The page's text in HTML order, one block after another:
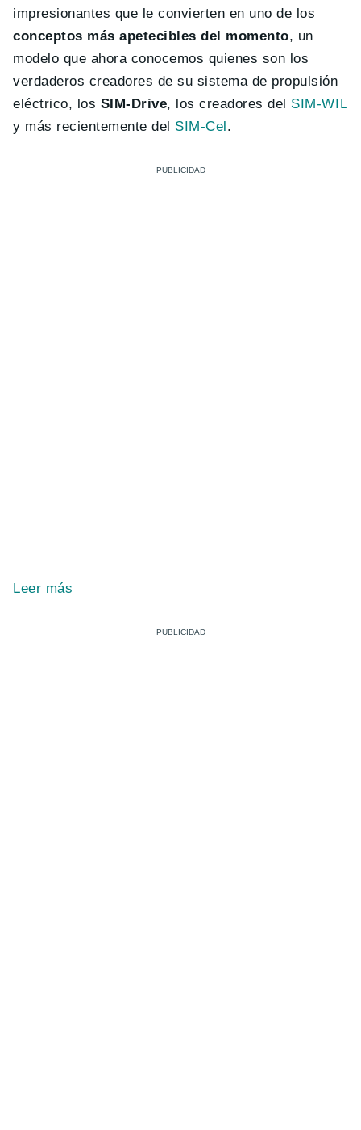
impresionantes que le convierten en uno de los
conceptos más apetecibles del momento, un
modelo que ahora conocemos quienes son los
verdaderos creadores de su sistema de propulsión
eléctrico, los SIM-Drive, los creadores del SIM-WIL
y más recientemente del SIM-Cel.
Leer más